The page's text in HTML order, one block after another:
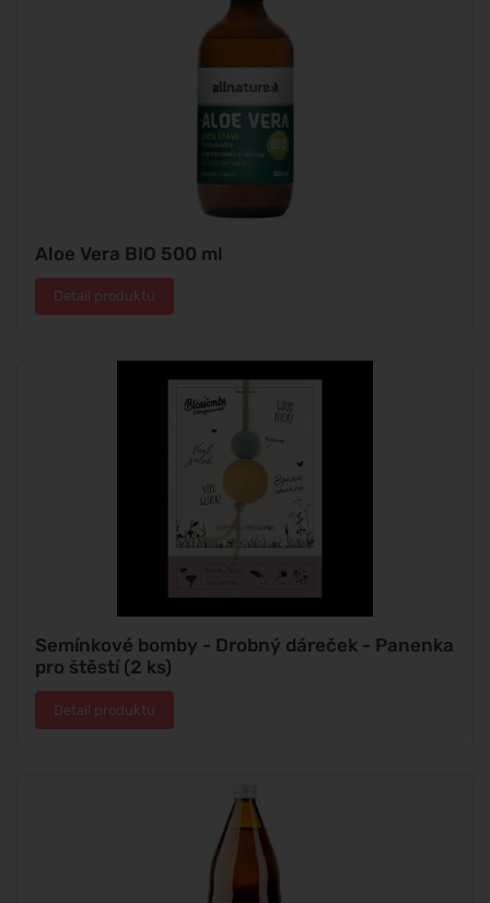
Aloe Vera BIO 500 ml
Detail produktu
Semínkové bomby - Drobný dáreček - Panenka
pro štěstí (2 ks)
Detail produktu